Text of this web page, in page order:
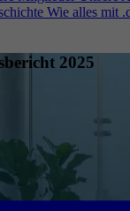
Wie alles mit
2025